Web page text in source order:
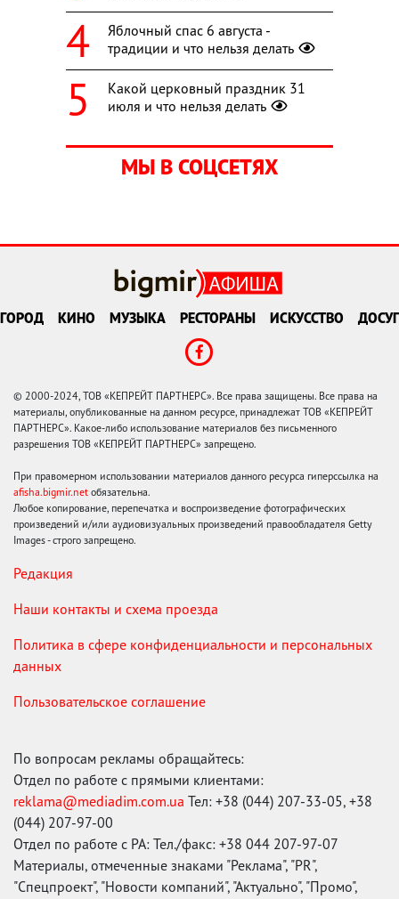
Яблочный спас 6 августа -
традиции и что нельзя делать
Какой церковный праздник 31
июля и что нельзя делать
МЫ В СОЦСЕТЯХ
ГОРОД КИНО МУЗЫКА РЕСТОРАНЫ ИСКУССТВО ДОСУГ
© 2000-2024, ТОВ «КЕПРЕЙТ ПАРТНЕРС». Все права защищены. Все права на
материалы, опубликованные на данном ресурсе, принадлежат ТОВ «КЕПРЕЙТ
ПАРТНЕРС». Какое-либо использование материалов без письменного
разрешения ТОВ «КЕПРЕЙТ ПАРТНЕРС» запрещено.
При правомерном использовании материалов данного ресурса гиперссылка на
afisha.bigmir.net обязательна.
Любое копирование, перепечатка и воспроизведение фотографических
произведений и/или аудиовизуальных произведений правообладателя Getty
Images - строго запрещено.
Редакция
Наши контакты и схема проезда
Политика в сфере конфиденциальности и персональных
данных
Пользовательское соглашение
По вопросам рекламы обращайтесь:
Отдел по работе с прямыми клиентами:
reklama@mediadim.com.ua Тел: +38 (044) 207-33-05, +38
(044) 207-97-00
Отдел по работе с РА: Тел./факс: +38 044 207-97-07
Материалы, отмеченные знаками "Реклама", "PR",
"Спецпроект", "Новости компаний", "Актуально", "Промо",